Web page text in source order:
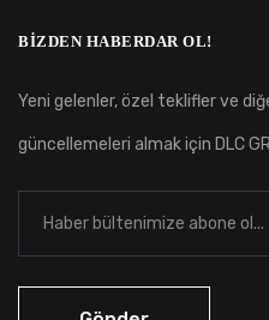
BIZDEN HABERDAR OL!
Yeni gelenler, özel teklifler ve
güncellemeleri almak için DLC